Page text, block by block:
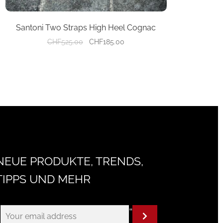
Santoni Two Straps High Heel Cognac
CHF525.00
Ursprünglicher
CHF185.00
PRODUKTE, TRENDS,
UND MEHR
"